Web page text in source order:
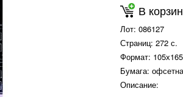
В
Лот: 086127
Страниц: 272 с.
Формат:
Бумага:
Описание: